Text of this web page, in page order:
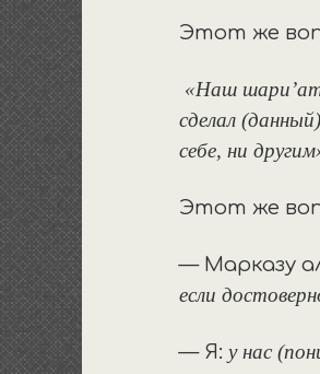
Этот же
«Наш
сделал
себе, ни
Этот же
— Марказу
если
— Я:у нас